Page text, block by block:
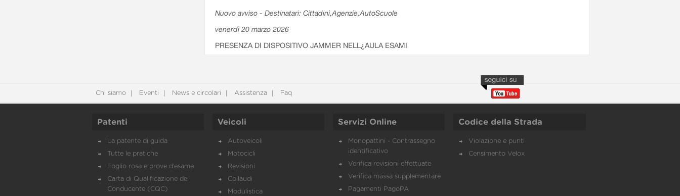
Nuovo avviso - Destinatari: Cittadini,Agenzie,AutoScuole
venerdì 20 marzo 2026
PRESENZA DI DISPOSITIVO JAMMER NELL¿AULA ESAMI
Chi siamo Eventi News e circolari Assistenza Faq
Patenti
La patente di guida
Tutte le pratiche
Foglio rosa e prove d’esame
Carta di Qualificazione del
Conducente (CQC)
Veicoli
Autoveicoli
Motocicli
Revisioni
Collaudi
Modulistica
Servizi Online
Monopattini - Contrassegno
identificativo
Verifica revisioni effettuate
Verifica massa supplementare
Pagamenti PagoPA
Codice della Strada
Violazione e punti
Censimento Velox